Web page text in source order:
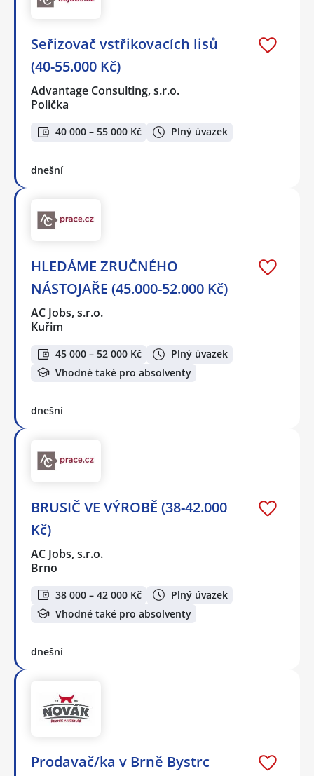
Seřizovač vstřikovacích lisů
(40-55.000 Kč)
Advantage Consulting, s.r.o.
Polička
40 000 – 55 000 Kč Plný úvazek
dnešní
HLEDÁME ZRUČNÉHO
NÁSTOJAŘE (45.000-52.000 Kč)
AC Jobs, s.r.o.
Kuřim
45 000 – 52 000 Kč
Plný úvazek
Vhodné také pro absolventy
dnešní
BRUSIČ VE VÝROBĚ (38-42.000
Kč)
AC Jobs, s.r.o.
Brno
38 000 – 42 000 Kč
Plný úvazek
Vhodné také pro absolventy
dnešní
Prodavač/ka v Brně Bystrc